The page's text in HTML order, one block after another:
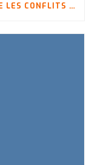
LA MÉTHODE QUI DÉSAMORCE LES CONFLITS ET LES ANTICIPE !